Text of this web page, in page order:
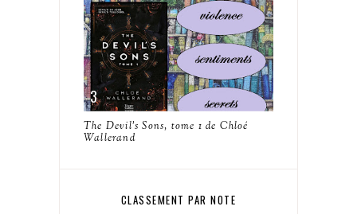
The Devil's Sons, tome 1 de Chloé
Wallerand
CLASSEMENT PAR NOTE